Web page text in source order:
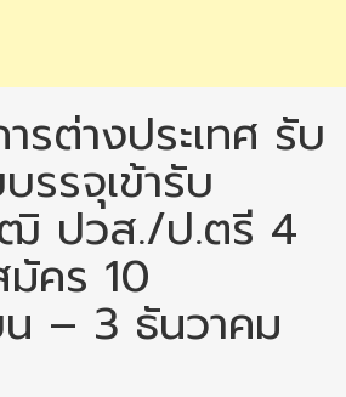
รต่างประเทศ รับ
รรจุเข้ารับ
ฒิ ปวส./ป.ตรี 4
คร 10
– 3 ธันวาคม